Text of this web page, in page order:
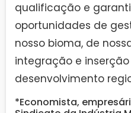
qualificação e
oportunidades de
nosso bioma, de
integração e
desenvolvimento
*Economista,